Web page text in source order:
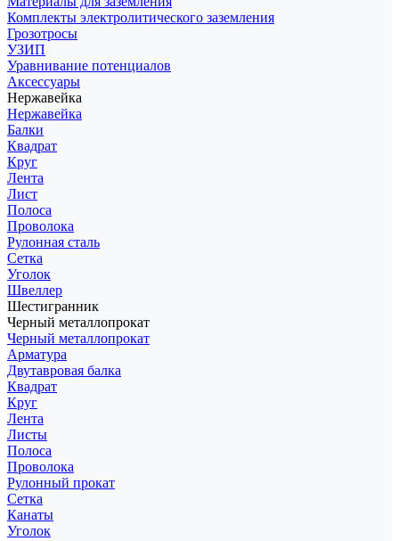
Комплекты электролитического заземления
Грозотросы
УЗИП
Уравнивание потенциалов
Аксессуары
Нержавейка
Нержавейка
Балки
Квадрат
Круг
Лента
Лист
Полоса
Проволока
Рулонная сталь
Сетка
Уголок
Швеллер
Шестигранник
Черный металлопрокат
Черный металлопрокат
Арматура
Двутавровая балка
Квадрат
Круг
Лента
Листы
Полоса
Проволока
Рулонный прокат
Сетка
Канаты
Уголок